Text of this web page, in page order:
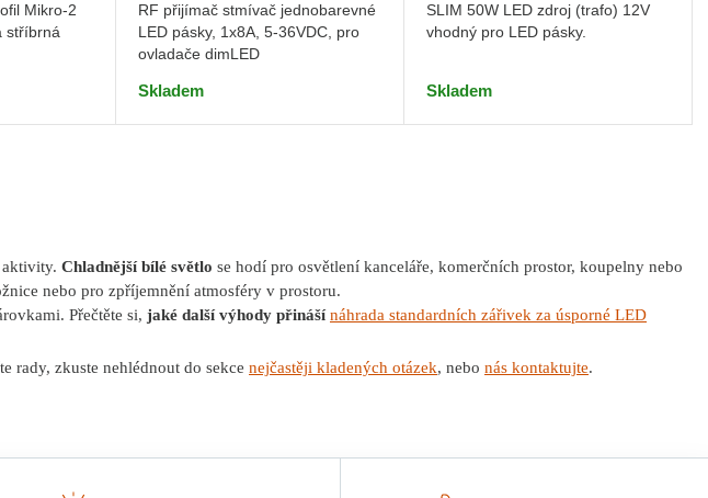
Mikro-2
stříbrná
RF přijímač stmívač jednobarevné
LED pásky, 1x8A, 5-36VDC, pro
ovladače dimLED
Skladem
SLIM 50W LED zdroj (trafo) 12V
vhodný pro LED pásky.
Skladem
Chladnější bílé světlo se hodí pro osvětlení kanceláře, komerčních prostor, koupelny nebo
nebo pro zpříjemnění atmosféry v prostoru.
Přečtěte si, jaké další výhody přinášínáhrada standardních zářivek za úsporné LED
rady, zkuste nehlédnout do sekce nejčastěji kladených otázek, nebo nás kontaktujte.